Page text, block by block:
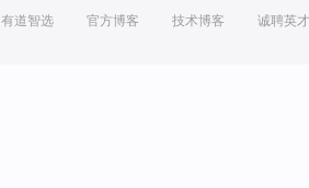
有道智选 官方博客 技术博客 诚聘英才